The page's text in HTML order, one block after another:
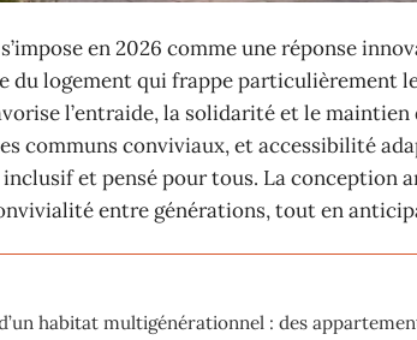
en 2026 comme une réponse
du logement qui frappe particulièrement
l’entraide, la solidarité et le
communs conviviaux, et accessibilité
et pensé pour tous. La conception
entre générations, tout en
habitat multigénérationnel : des